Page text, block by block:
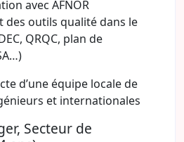
avec AFNOR
des outils qualité dans le
QRQC, plan de
d’une équipe locale de
et internationales
Secteur de